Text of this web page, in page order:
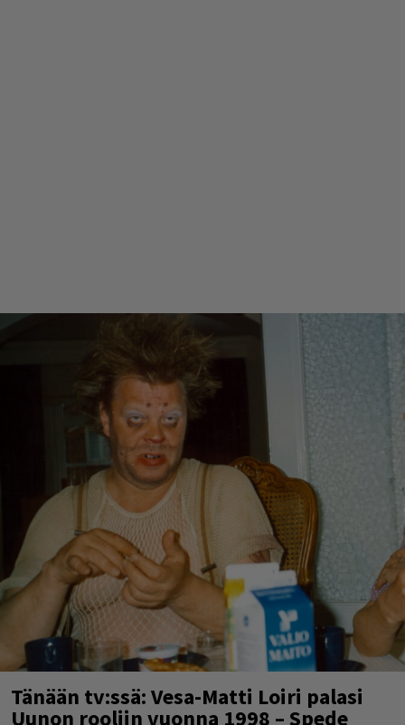
Tänään tv:ssä: Vesa-Matti Loiri palasi
Uunon rooliin vuonna 1998 – Spede